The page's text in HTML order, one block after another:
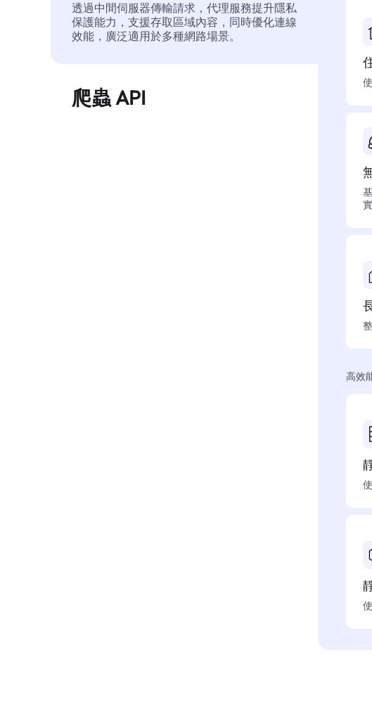
透過中間伺服器傳輸請求，代理服務提升隱私
保護能力，支援存取區域內容，同時優化連線
效能，廣泛適用於多種網路場景。
爬蟲 API
高效